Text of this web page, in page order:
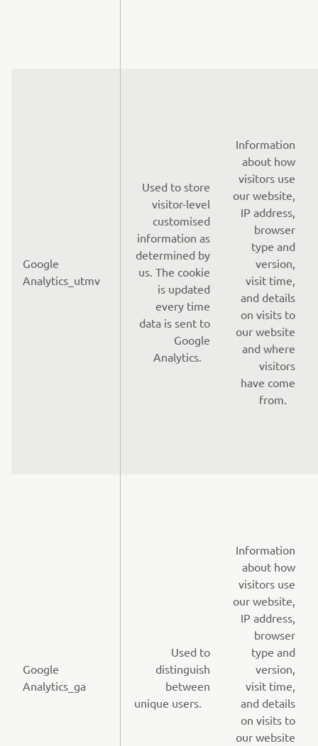
Google
Analytics_utmv
Used to store
visitor-level
customised
information as
determined by
us. The cookie
is updated
every time
data is sent to
Google
Analytics.
Information
about how
visitors use
our website,
IP address,
browser
type and
version,
visit time,
and details
on visits to
our website
and where
visitors
have come
from.
Google
Analytics_ga
Used to
distinguish
between
unique users.
Information
about how
visitors use
our website,
IP address,
browser
type and
version,
visit time,
and details
on visits to
our website